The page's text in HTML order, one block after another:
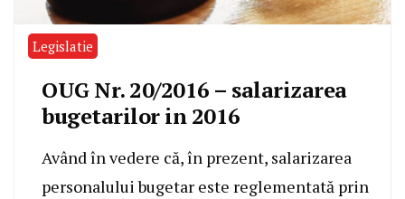
Legislatie
OUG Nr. 20/2016 – salarizarea
bugetarilor in 2016
Având în vedere că, în prezent, salarizarea
personalului bugetar este reglementată prin